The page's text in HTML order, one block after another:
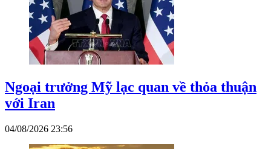
Ngoại trưởng Mỹ lạc quan về thỏa thuận
với Iran
04/08/2026 23:56